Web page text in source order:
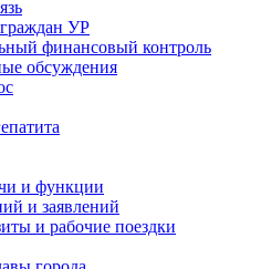
УР
финансовый контроль
обсуждения
и функции
и заявлений
и рабочие поездки